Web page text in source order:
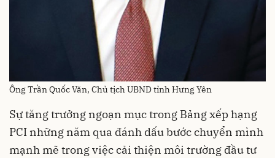
Ông Trần Quốc Văn, Chủ tịch UBND tỉnh Hưng Yên
Sự tăng trưởng ngoạn mục trong Bảng xếp hạng
PCI những năm qua đánh dấu bước chuyển mình
mạnh mẽ trong việc cải thiện môi trường đầu tư